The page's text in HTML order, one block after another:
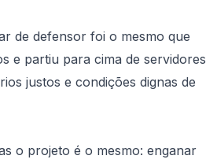
de defensor foi o mesmo que
e partiu para cima de servidores
justos e condições dignas de
o projeto é o mesmo: enganar